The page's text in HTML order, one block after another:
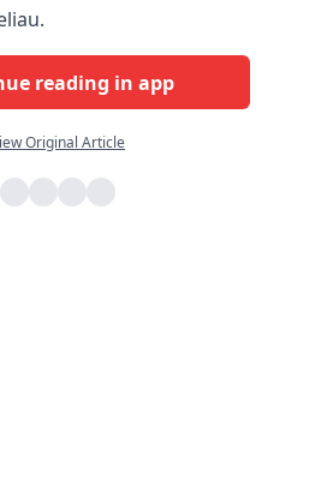
reading in app
Original Article